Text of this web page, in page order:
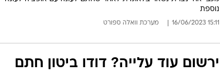
נוספת
15:11 16/06/2023 מערכת וואלה ספורט
ירשום עוד עלייה? דודו ביטון חתם